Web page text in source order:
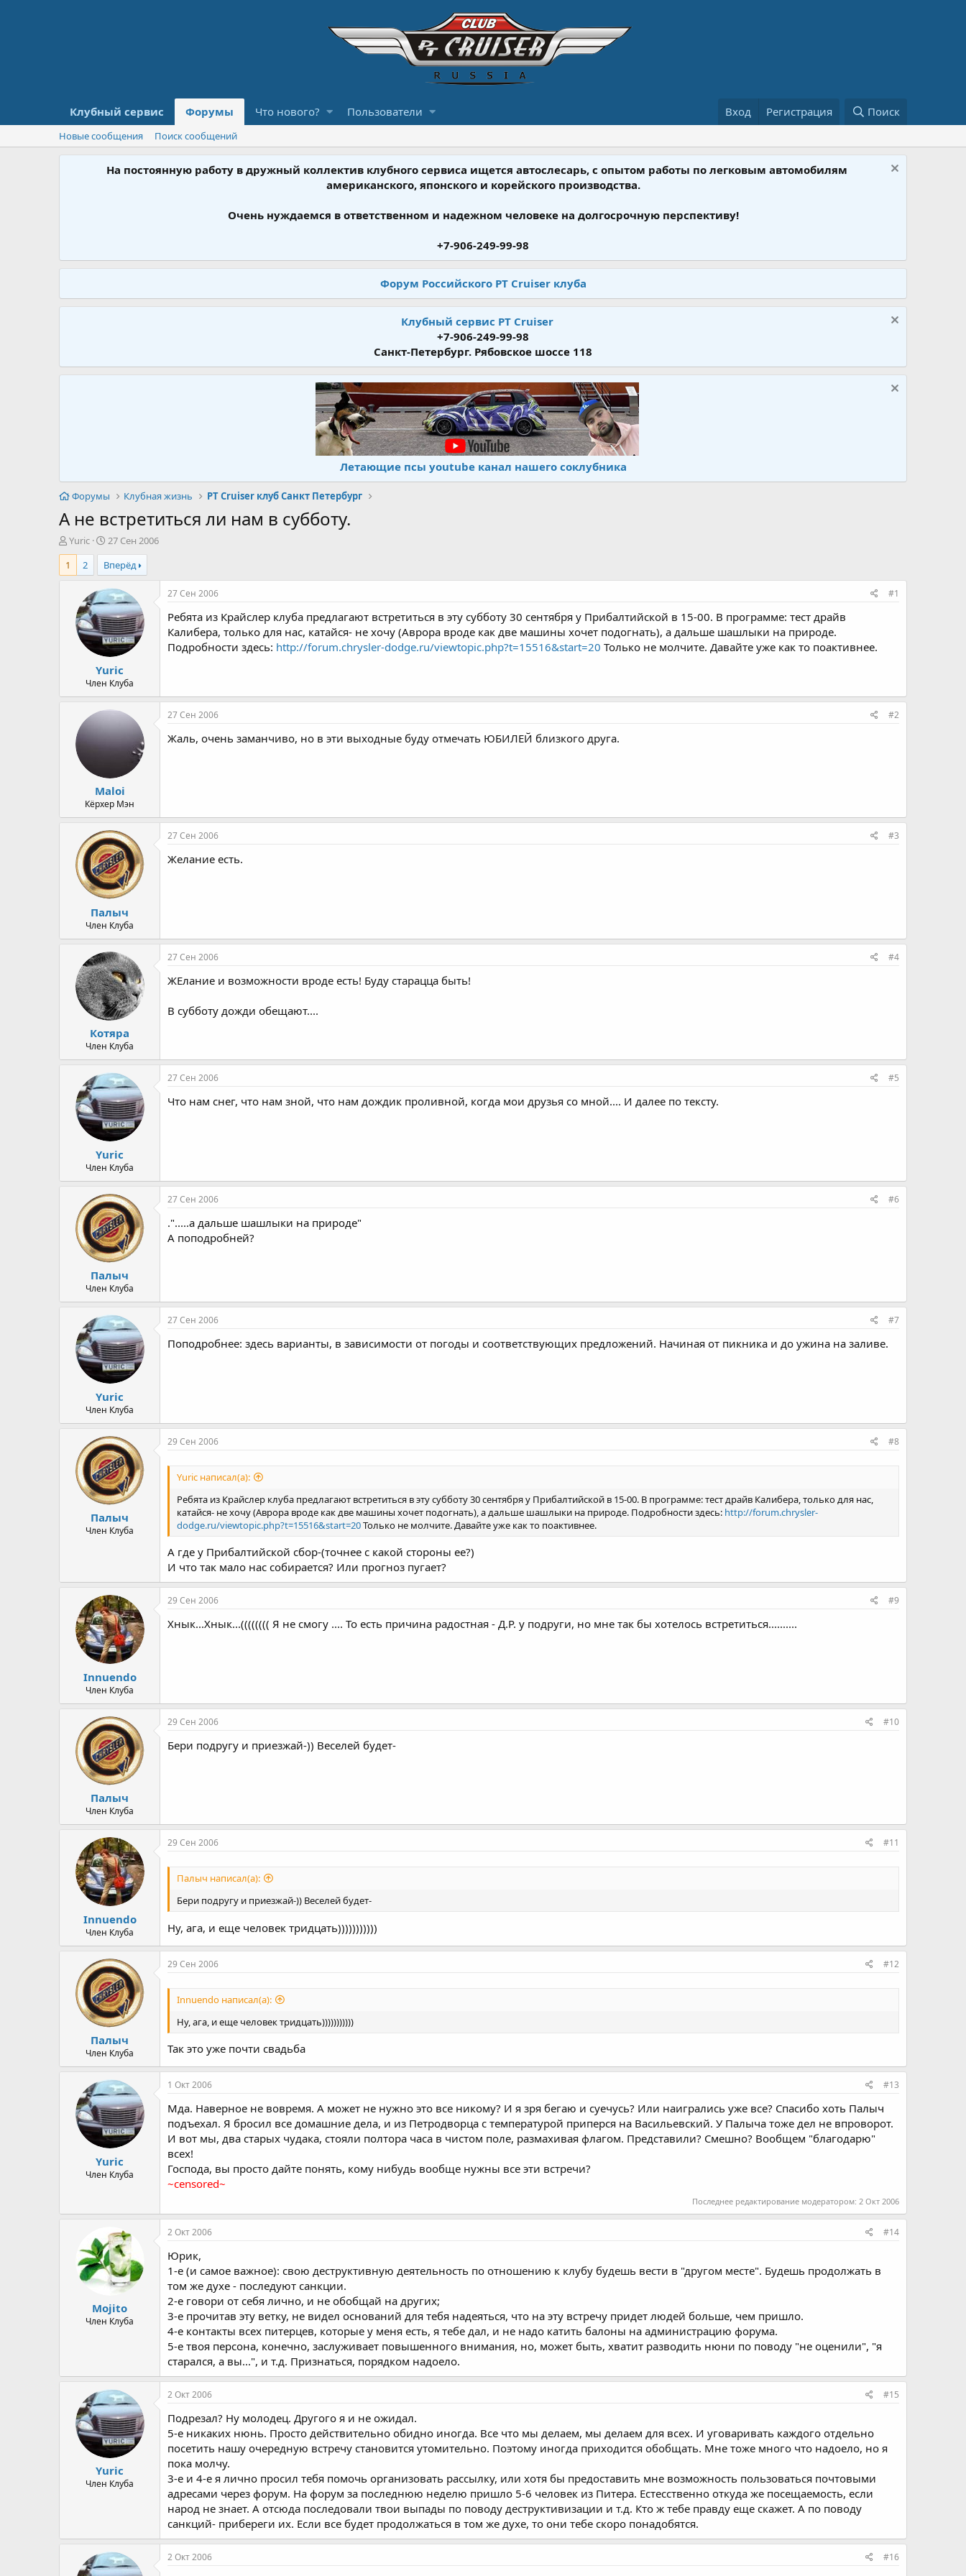
Клубный сервис Форумы Что нового? Пользователи Вход Регистрация Поиск
Новые сообщения Поиск сообщений
На постоянную работу в дружный коллектив клубного сервиса ищется автослесарь, с опытом работы по легковым автомобилям
американского, японского и корейского производства.
Очень нуждаемся в ответственном и надежном человеке на долгосрочную перспективу!
+7-906-249-99-98
Форум Российского PT Cruiser клуба
Клубный сервис PT Cruiser
+7-906-249-99-98
Санкт-Петербург. Рябовское шоссе 118
Летающие псы youtube канал нашего соклубника
Форумы Клубная жизнь PT Cruiser клуб Санкт Петербург
А не встретиться ли нам в субботу.
А
в
т
о
Yuric
Д
а
т
а
н
а
ч
а
л
а
27 Сен 2006
1
2 Вперёд
Yuric
Член Клуба
27 Сен 2006 #1
Ребята из Крайслер клуба предлагают встретиться в эту субботу 30 сентября у Прибалтийской в 15-00. В программе: тест драйв
Калибера, только для нас, катайся- не хочу (Аврора вроде как две машины хочет подогнать), а дальше шашлыки на природе.
Подробности здесь: http://forum.chrysler-dodge.ru/viewtopic.php?t=15516&start=20 Только не молчите. Давайте уже как то поактивнее.
Maloi
Кёрхер Мэн
27 Сен 2006 #2
Жаль, очень заманчиво, но в эти выходные буду отмечать ЮБИЛЕЙ близкого друга.
Палыч
Член Клуба
27 Сен 2006 #3
Желание есть.
Котяра
Член Клуба
27 Сен 2006 #4
ЖЕлание и возможности вроде есть! Буду старацца быть!
В субботу дожди обещают....
Yuric
Член Клуба
27 Сен 2006 #5
Что нам снег, что нам зной, что нам дождик проливной, когда мои друзья со мной.... И далее по тексту.
Палыч
Член Клуба
27 Сен 2006 #6
.".....а дальше шашлыки на природе"
А поподробней?
Yuric
Член Клуба
27 Сен 2006 #7
Поподробнее: здесь варианты, в зависимости от погоды и соответствующих предложений. Начиная от пикника и до ужина на заливе.
Палыч
Член Клуба
29 Сен 2006 #8
Yuric написал(а):
Ребята из Крайслер клуба предлагают встретиться в эту субботу 30 сентября у Прибалтийской в 15-00. В программе: тест драйв Калибера, только для нас,
катайся- не хочу (Аврора вроде как две машины хочет подогнать), а дальше шашлыки на природе. Подробности здесь: http://forum.chrysler-
dodge.ru/viewtopic.php?t=15516&start=20Только не молчите. Давайте уже как то поактивнее.
А где у Прибалтийской сбор-(точнее с какой стороны ее?)
И что так мало нас собирается? Или прогноз пугает?
Innuendo
Член Клуба
29 Сен 2006 #9
Хнык...Хнык...(((((((( Я не смогу .... То есть причина радостная - Д.Р. у подруги, но мне так бы хотелось встретиться..........
Палыч
Член Клуба
29 Сен 2006 #10
Бери подругу и приезжай-)) Веселей будет-
Innuendo
Член Клуба
29 Сен 2006 #11
Палыч написал(а):
Бери подругу и приезжай-)) Веселей будет-
Ну, ага, и еще человек тридцать)))))))))))
Палыч
Член Клуба
29 Сен 2006 #12
Innuendo написал(а):
Ну, ага, и еще человек тридцать)))))))))))
Так это уже почти свадьба
Yuric
Член Клуба
1 Окт 2006 #13
Мда. Наверное не вовремя. А может не нужно это все никому? И я зря бегаю и суечусь? Или наигрались уже все? Спасибо хоть Палыч
подъехал. Я бросил все домашние дела, и из Петродворца с температурой приперся на Васильевский. У Палыча тоже дел не впроворот.
И вот мы, два старых чудака, стояли полтора часа в чистом поле, размахивая флагом. Представили? Смешно? Вообщем "благодарю"
всех!
Господа, вы просто дайте понять, кому нибудь вообще нужны все эти встречи?
~censored~
Последнее редактирование модератором: 2 Окт 2006
Mojito
Член Клуба
2 Окт 2006 #14
Юрик,
1-е (и самое важное): свою деструктивную деятельность по отношению к клубу будешь вести в "другом месте". Будешь продолжать в
том же духе - последуют санкции.
2-е говори от себя лично, и не обобщай на других;
3-е прочитав эту ветку, не видел оснований для тебя надеяться, что на эту встречу придет людей больше, чем пришло.
4-е контакты всех питерцев, которые у меня есть, я тебе дал, и не надо катить балоны на администрацию форума.
5-е твоя персона, конечно, заслуживает повышенного внимания, но, может быть, хватит разводить нюни по поводу "не оценили", "я
старался, а вы...", и т.д. Признаться, порядком надоело.
Yuric
Член Клуба
2 Окт 2006 #15
Подрезал? Ну молодец. Другого я и не ожидал.
5-е никаких нюнь. Просто действительно обидно иногда. Все что мы делаем, мы делаем для всех. И уговаривать каждого отдельно
посетить нашу очередную встречу становится утомительно. Поэтому иногда приходится обобщать. Мне тоже много что надоело, но я
пока молчу.
3-е и 4-е я лично просил тебя помочь организовать рассылку, или хотя бы предоставить мне возможность пользоваться почтовыми
адресами через форум. На форум за последнюю неделю пришло 5-6 человек из Питера. Естесственно откуда же посещаемость, если
народ не знает. А отсюда последовали твои выпады по поводу деструктивизации и т.д. Кто ж тебе правду еще скажет. А по поводу
санкций- прибереги их. Если все будет продолжаться в том же духе, то они тебе скоро понадобятся.
2 Окт 2006 #16